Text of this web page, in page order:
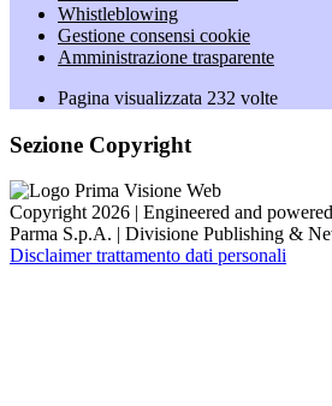
Whistleblowing
Gestione consensi cookie
Amministrazione trasparente
Pagina visualizzata 232 volte
Sezione Copyright
Copyright 2026 | Engineered and
Parma S.p.A. | Divisione Publishing &
Disclaimer trattamento dati personali